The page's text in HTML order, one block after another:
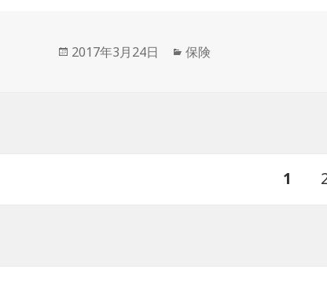
投
2017年3月24日
カ
保険
ペ
1